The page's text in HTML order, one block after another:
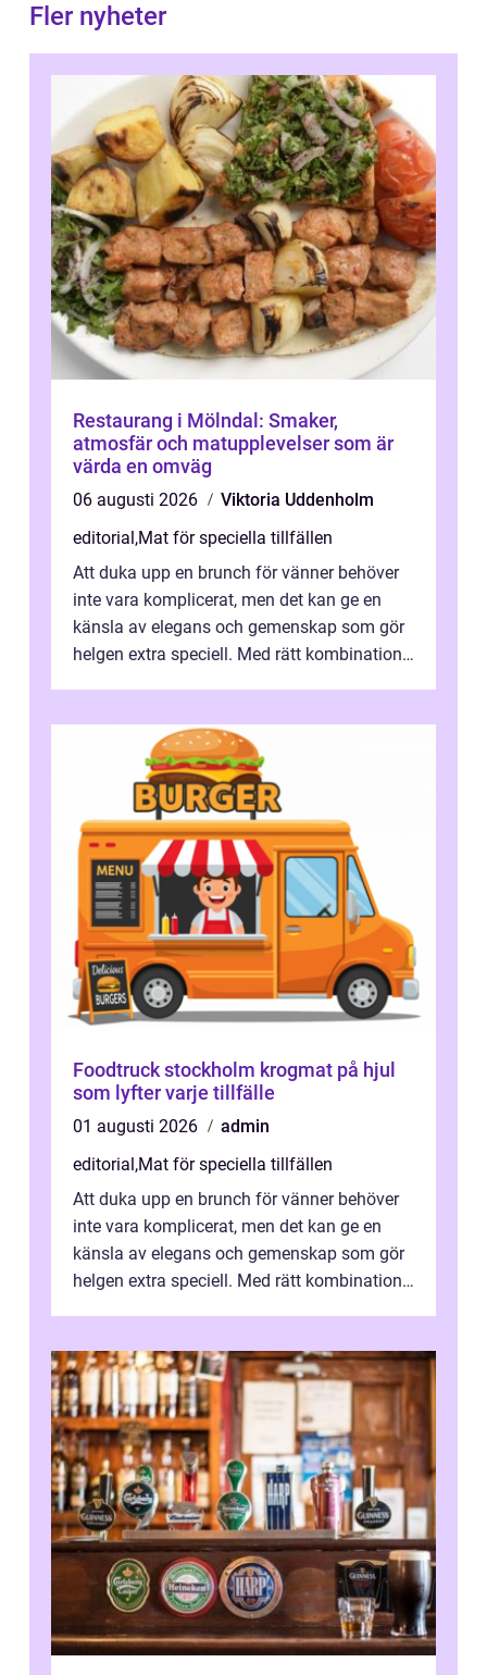
Fler nyheter
Restaurang i Mölndal: Smaker,
atmosfär och matupplevelser som är
värda en omväg
06 augusti 2026
Viktoria Uddenholm
editorial ,Mat för speciella tillfällen
Att duka upp en brunch för vänner behöver
inte vara komplicerat, men det kan ge en
känsla av elegans och gemenskap som gör
helgen extra speciell. Med rätt kombination
Foodtruck stockholm krogmat på hjul
som lyfter varje tillfälle
01 augusti 2026
admin
editorial ,Mat för speciella tillfällen
Att duka upp en brunch för vänner behöver
inte vara komplicerat, men det kan ge en
känsla av elegans och gemenskap som gör
helgen extra speciell. Med rätt kombination